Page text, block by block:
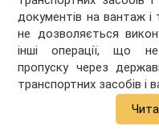
документів на вантаж і
не дозволяється
інші операції, що
пропуску через
транспортних засобів і